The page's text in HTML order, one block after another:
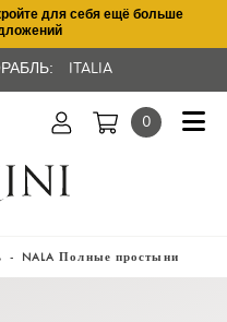
для себя ещё больше
ITALIA
0
NALA Полные простыни